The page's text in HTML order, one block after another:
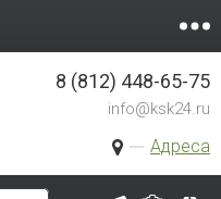
Адреса
8 (812) 448-65-75
info@ksk24.ru